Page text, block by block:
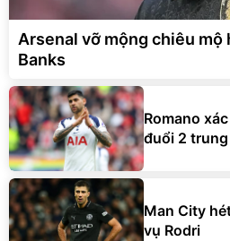
Arsenal vỡ mộng chiêu mộ
Banks
Romano
đuổi 2
Man City
vụ Rodri